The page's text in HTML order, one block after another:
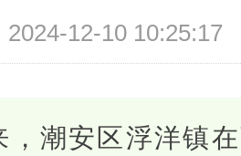
12-10 10:25:17
，潮安区浮洋镇